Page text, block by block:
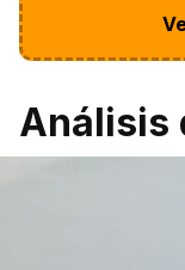
Análisis